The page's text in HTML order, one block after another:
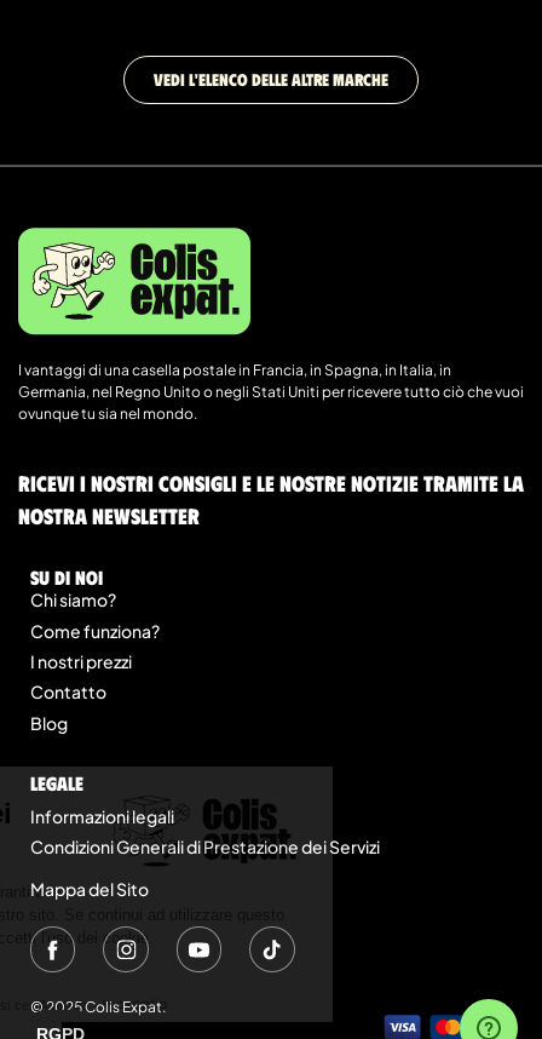
VEDI L'ELENCO DELLE ALTRE MARCHE
I vantaggi di una casella postale in Francia, in Spagna, in Italia, in
Germania, nel Regno Unito o negli Stati Uniti per ricevere tutto ciò che vuoi
ovunque tu sia nel mondo.
Ricevi i nostri consigli e le nostre notizie tramite la
nostra newsletter
Su di noi
Chi siamo?
Come funziona?
I nostri prezzi
Contatto
Blog
legale
Informazioni legali
Condizioni Generali di Prestazione dei Servizi
Mappa del Sito
© 2025 Colis Expat.